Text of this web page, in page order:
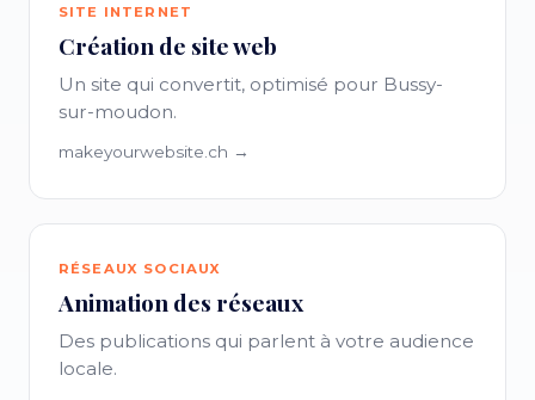
SITE INTERNET
Création de site web
Un site qui convertit, optimisé pour Bussy-
sur-moudon.
makeyourwebsite.ch →
RÉSEAUX SOCIAUX
Animation des réseaux
Des publications qui parlent à votre audience
locale.